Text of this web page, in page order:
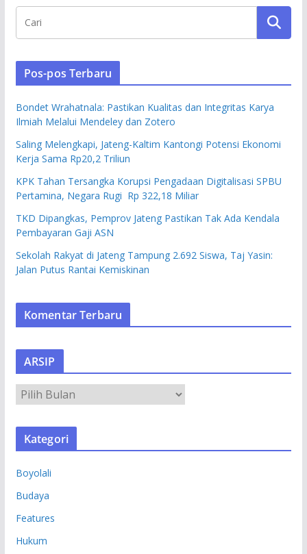
Pos-pos Terbaru
Bondet Wrahatnala: Pastikan Kualitas dan Integritas Karya
Ilmiah Melalui Mendeley dan Zotero
Saling Melengkapi, Jateng-Kaltim Kantongi Potensi Ekonomi
Kerja Sama Rp20,2 Triliun
KPK Tahan Tersangka Korupsi Pengadaan Digitalisasi SPBU
Pertamina, Negara Rugi Rp 322,18 Miliar
TKD Dipangkas, Pemprov Jateng Pastikan Tak Ada Kendala
Pembayaran Gaji ASN
Sekolah Rakyat di Jateng Tampung 2.692 Siswa, Taj Yasin:
Jalan Putus Rantai Kemiskinan
Komentar Terbaru
ARSIP
S
Kategori
Boyolali
Budaya
Features
Hukum